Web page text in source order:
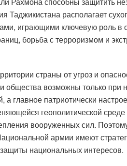
Таджикистана располагает
играющими ключевую роль в
борьба с терроризмом и
страны от угроз и
общества возможны только
а главное патриотически
геополитической
вооруженных сил.
армии имеют
национальных интересов.